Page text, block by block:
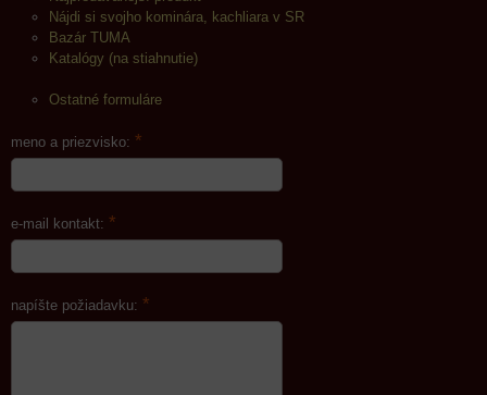
Nájdi si svojho kominára, kachliara v SR
Bazár TUMA
Katalógy (na stiahnutie)
Ostatné formuláre
meno a priezvisko: *
e-mail kontakt: *
napíšte požiadavku: *